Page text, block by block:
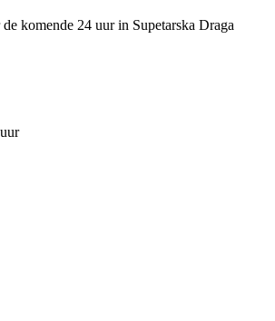
komende 24 uur in Supetarska Draga